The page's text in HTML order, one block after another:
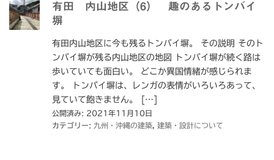
有田 内山地区（6） 趣のあるトンバイ
塀
有田内山地区に今も残るトンバイ塀。 その説明 そのト
ンバイ塀が残る内山地区の地図 トンバイ塀が続く路は
歩いていても面白い。 どこか異国情緒が感じられま
す。 トンバイ塀は、レンガの表情がいろいろあって、
見ていて飽きません。 […]
公開済み: 2021年11月10日
カテゴリー: 九州・沖縄の建築, 建築・設計について